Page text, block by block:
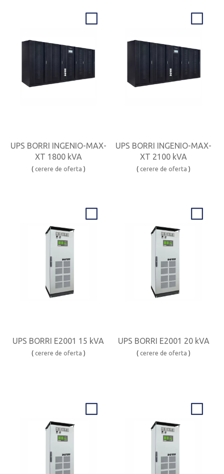
UPS BORRI INGENIO-MAX-
XT 1800 kVA
( cerere de oferta )
UPS BORRI INGENIO-MAX-
XT 2100 kVA
( cerere de oferta )
UPS BORRI E2001 15 kVA
( cerere de oferta )
UPS BORRI E2001 20 kVA
( cerere de oferta )